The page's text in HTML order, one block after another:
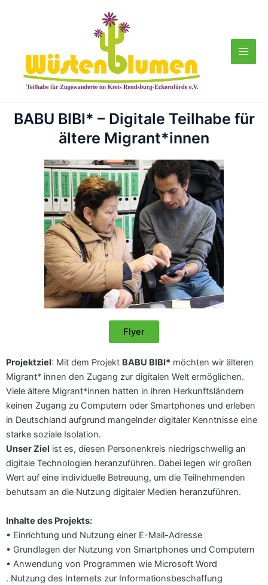
BABU BIBI* – Digitale Teilhabe für
ältere Migrant*innen
Flyer
Projektziel: Mit dem Projekt BABU BIBI* möchten wir älteren
Migrant* innen den Zugang zur digitalen Welt ermöglichen.
Viele ältere Migrant*innen hatten in ihren Herkunftsländern
keinen Zugang zu Computern oder Smartphones und erleben
in Deutschland aufgrund mangelnder digitaler Kenntnisse eine
starke soziale Isolation.
Unser Ziel ist es, diesen Personenkreis niedrigschwellig an
digitale Technologien heranzuführen. Dabei legen wir großen
Wert auf eine individuelle Betreuung, um die Teilnehmenden
behutsam an die Nutzung digitaler Medien heranzuführen.
Inhalte des Projekts:
• Einrichtung und Nutzung einer E-Mail-Adresse
• Grundlagen der Nutzung von Smartphones und Computern
• Anwendung von Programmen wie Microsoft Word
. Nutzung des Internets zur Informationsbeschaffung